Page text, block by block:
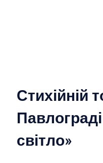
Стихійній
світло»